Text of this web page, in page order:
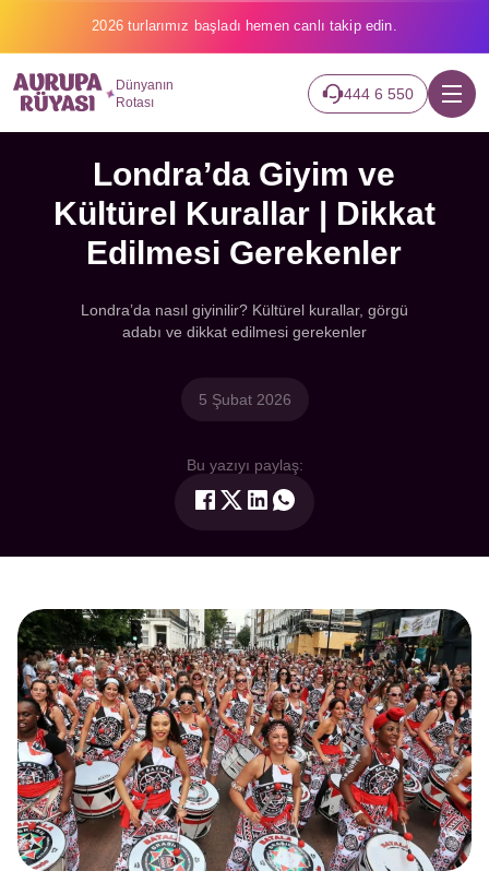
2026 turlarımız başladı hemen canlı takip edin.
Dünyanın
Rotası
444 6 550
Londra’da Giyim ve
Kültürel Kurallar | Dikkat
Edilmesi Gerekenler
Londra’da nasıl giyinilir? Kültürel kurallar, görgü
adabı ve dikkat edilmesi gerekenler
5 Şubat 2026
Bu yazıyı paylaş: